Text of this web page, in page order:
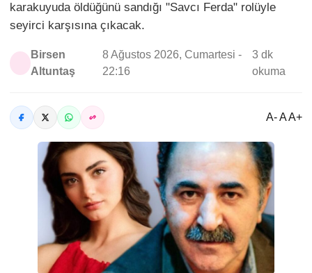
karakuyuda öldüğünü sandığı "Savcı Ferda" rolüyle
seyirci karşısına çıkacak.
Birsen
Altuntaş
8 Ağustos 2026, Cumartesi -
22:16
3 dk
okuma
A- A A+